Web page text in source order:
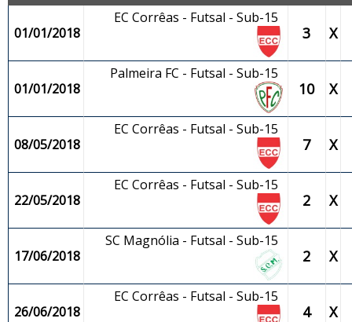
01/01/2018
EC Corrêas - Futsal - Sub-15
3 X
01/01/2018
Palmeira FC - Futsal - Sub-15
10 X
08/05/2018
EC Corrêas - Futsal - Sub-15
7 X
22/05/2018
EC Corrêas - Futsal - Sub-15
2 X
17/06/2018
SC Magnólia - Futsal - Sub-15
2 X
26/06/2018
EC Corrêas - Futsal - Sub-15
4 X